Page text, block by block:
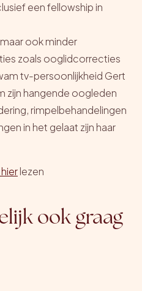
een fellowship in
ook minder
zoals ooglidcorrecties
tv-persoonlijkheid Gert
zijn hangende oogleden
rimpelbehandelingen
in het gelaat zijn haar
hierlezen
ook graag